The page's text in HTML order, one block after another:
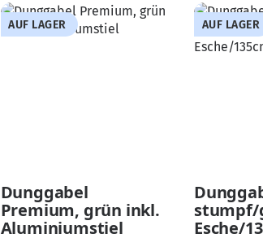
AUF LAGER
Dunggabel
Premium, grün inkl.
Aluminiumstiel
AUF LAGER
stumpf/
Esche/